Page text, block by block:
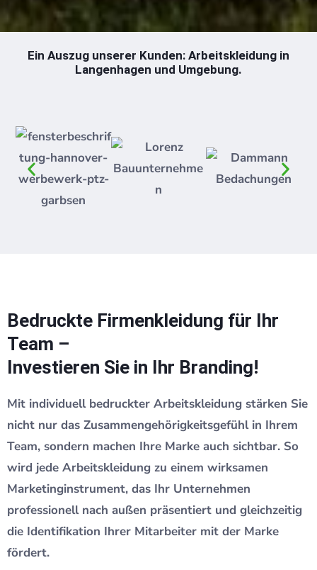
Ein Auszug unserer Kunden: Arbeitskleidung in
Langenhagen und Umgebung.
Bedruckte Firmenkleidung für Ihr
Team –
Investieren Sie in Ihr Branding!
Mit individuell bedruckter Arbeitskleidung stärken Sie
nicht nur das Zusammengehörigkeitsgefühl in Ihrem
Team, sondern machen Ihre Marke auch sichtbar. So
wird jede Arbeitskleidung zu einem wirksamen
Marketinginstrument, das Ihr Unternehmen
professionell nach außen präsentiert und gleichzeitig
die Identifikation Ihrer Mitarbeiter mit der Marke
fördert.